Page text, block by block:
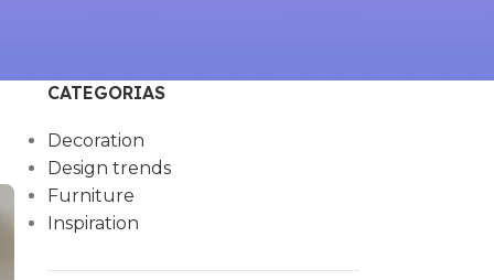
CATEGORIAS
Decoration
Design trends
Furniture
Inspiration